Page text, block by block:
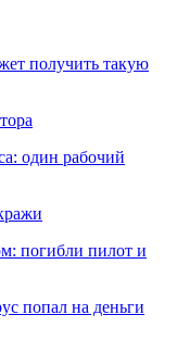
получить такую
один рабочий
погибли пилот и
попал на деньги